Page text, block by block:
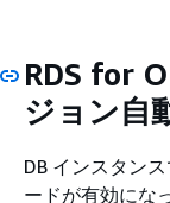
RDS for
ジョン自
DB インスタン
ードが有効にな